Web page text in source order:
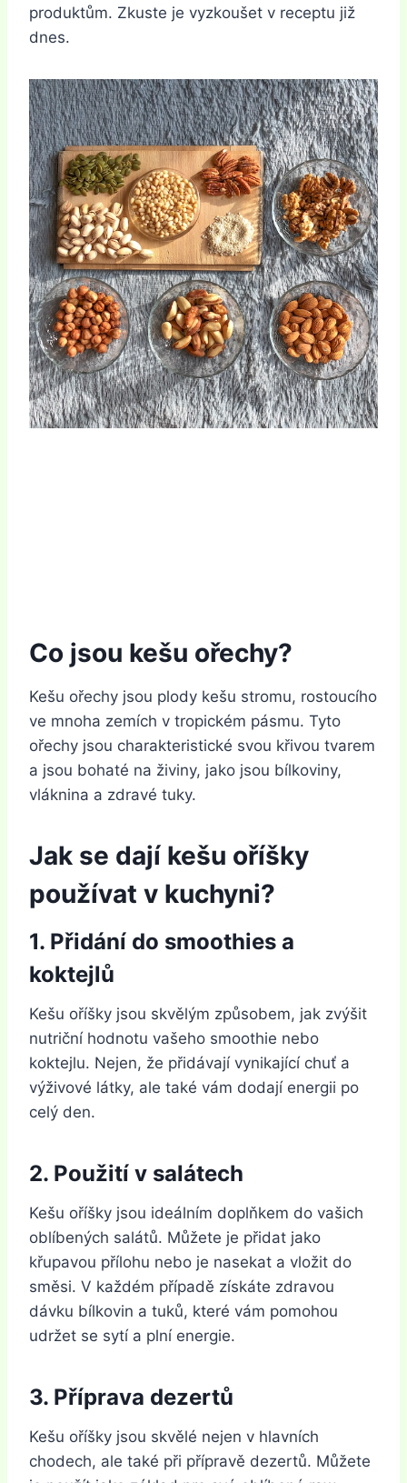
produktům. Zkuste je vyzkoušet v receptu již
dnes.
Co jsou kešu ořechy?
Kešu ořechy jsou plody kešu stromu, rostoucího
ve mnoha zemích v tropickém pásmu. Tyto
ořechy jsou charakteristické svou křivou tvarem
a jsou bohaté na živiny, jako jsou bílkoviny,
vláknina a zdravé tuky.
Jak se dají kešu oříšky
používat v kuchyni?
1. Přidání do smoothies a
koktejlů
Kešu oříšky jsou skvělým způsobem, jak zvýšit
nutriční hodnotu vašeho smoothie nebo
koktejlu. Nejen, že přidávají vynikající chuť a
výživové látky, ale také vám dodají energii po
celý den.
2. Použití v salátech
Kešu oříšky jsou ideálním doplňkem do vašich
oblíbených salátů. Můžete je přidat jako
křupavou přílohu nebo je nasekat a vložit do
směsi. V každém případě získáte zdravou
dávku bílkovin a tuků, které vám pomohou
udržet se sytí a plní energie.
3. Příprava dezertů
Kešu oříšky jsou skvělé nejen v hlavních
chodech, ale také při přípravě dezertů. Můžete